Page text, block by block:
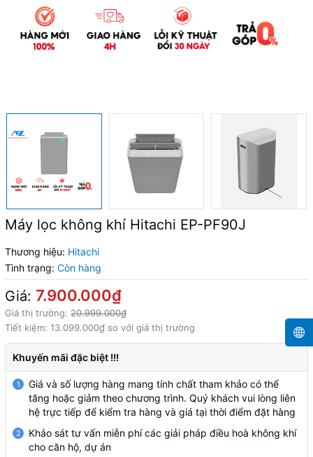
Máy lọc không khí Hitachi EP-PF90J
Thương hiệu: Hitachi
Tình trạng: Còn hàng
Giá: 7.900.000₫
Giá thị trường: 20.999.000₫
Tiết kiệm: 13.099.000₫ so với giá thị trường
Khuyến mãi đặc biệt !!!
1
Giá và số lượng hàng mang tính chất tham khảo có thể
tăng hoặc giảm theo chương trình. Quý khách vui lòng liên
hệ trực tiếp để kiểm tra hàng và giá tại thời điểm đặt hàng
2
Khảo sát tư vấn miễn phí các giải pháp điều hoà không khí
cho căn hộ, dự án